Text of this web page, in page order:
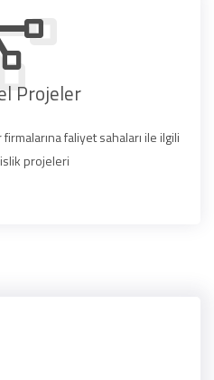
Projeler
faliyet sahaları ile ilgili
projeleri